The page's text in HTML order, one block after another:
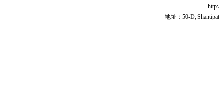
地址：50-D,